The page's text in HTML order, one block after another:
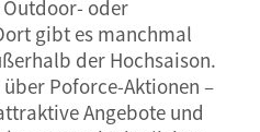
Outdoor- oder
gibt es manchmal
der Hochsaison.
Poforce-Aktionen –
Angebote und